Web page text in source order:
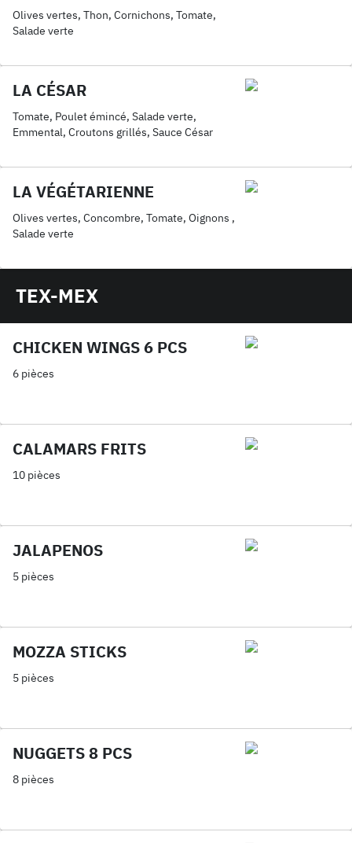
Olives vertes, Thon, Cornichons, Tomate,
Salade verte
LA CÉSAR
Tomate, Poulet émincé, Salade verte,
Emmental, Croutons grillés, Sauce César
LA VÉGÉTARIENNE
Olives vertes, Concombre, Tomate, Oignons ,
Salade verte
TEX-MEX
CHICKEN WINGS 6 PCS
6 pièces
CALAMARS FRITS
10 pièces
JALAPENOS
5 pièces
MOZZA STICKS
5 pièces
NUGGETS 8 PCS
8 pièces